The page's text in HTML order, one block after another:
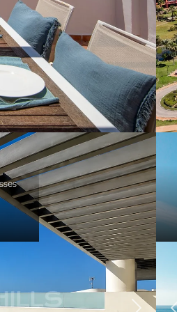
Précédent